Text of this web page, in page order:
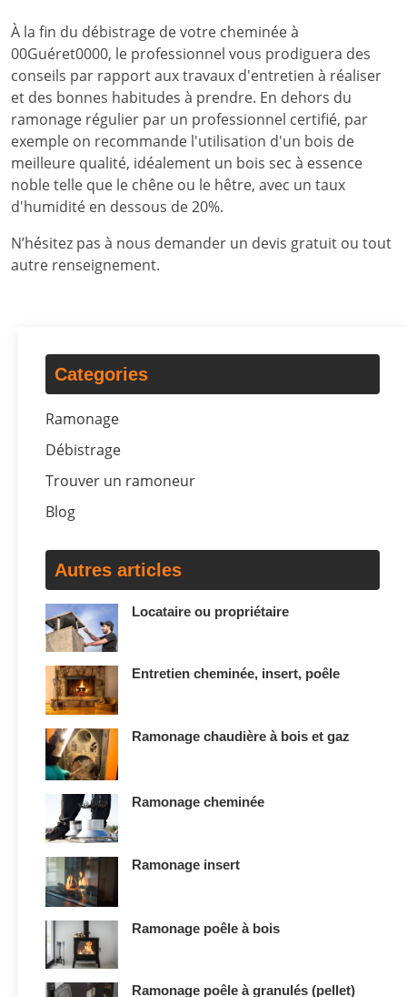
À la fin du débistrage de votre cheminée à
00Guéret0000, le professionnel vous prodiguera des
conseils par rapport aux travaux d'entretien à réaliser
et des bonnes habitudes à prendre. En dehors du
ramonage régulier par un professionnel certifié, par
exemple on recommande l'utilisation d'un bois de
meilleure qualité, idéalement un bois sec à essence
noble telle que le chêne ou le hêtre, avec un taux
d'humidité en dessous de 20%.
N’hésitez pas à nous demander un devis gratuit ou tout
autre renseignement.
Categories
Ramonage
Débistrage
Trouver un ramoneur
Blog
Autres articles
Locataire ou propriétaire
Entretien cheminée, insert, poêle
Ramonage chaudière à bois et gaz
Ramonage cheminée
Ramonage insert
Ramonage poêle à bois
Ramonage poêle à granulés (pellet)